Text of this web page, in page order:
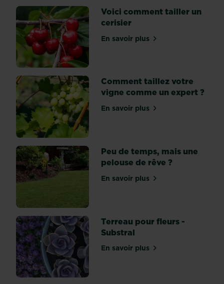
sur
les
fleurs
et
plantes
vivaces,
qui
repoussent
chaque
année
sans
nécessiter
de
soins
particuliers
contrairement
annuelles
ou...
Voici comment tailler un
cerisier
En savoir plussur Voici comment tailler
Comment taillez votre
vigne comme un expert ?
En savoir plussur Comment taillez
Peu de temps, mais une
pelouse de rêve ?
En savoir plussur Peu de temps, mais
Terreau pour fleurs -
Substral
En savoir plussur Terreau pour fleurs -